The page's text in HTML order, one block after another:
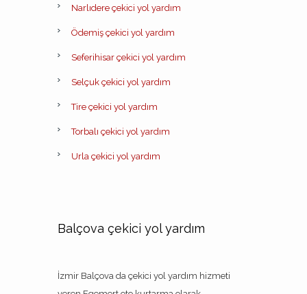
Narlıdere çekici yol yardım
Ödemiş çekici yol yardım
Seferihisar çekici yol yardım
Selçuk çekici yol yardım
Tire çekici yol yardım
Torbalı çekici yol yardım
Urla çekici yol yardım
Balçova çekici yol yardım
İzmir Balçova da çekici yol yardım hizmeti